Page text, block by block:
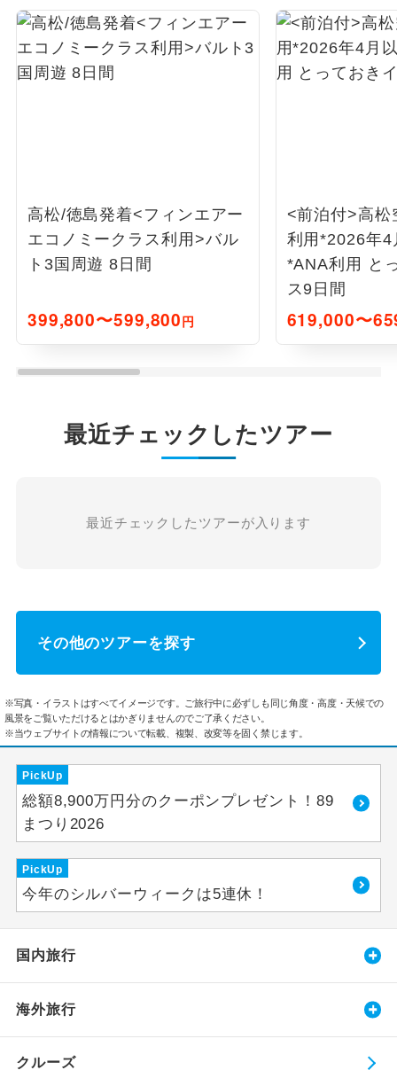
高松/徳島発着<フィンエアー
エコノミークラス利用>バル
ト3国周遊 8日間
399,800〜599,800円
<前泊付>高松
利用*2026年4
*ANA利用 と
ス9日間
619,000〜
最近チェックしたツアー
最近チェックしたツアーが入ります
その他のツアーを探す
※写真・イラストはすべてイメージです。ご旅行中に必ずしも同じ角度・高度・天候での
風景をご覧いただけるとはかぎりませんのでご了承ください。
※当ウェブサイトの情報について転載、複製、改変等を固く禁じます。
PickUp
総額8,900万円分のクーポンプレゼント！89
まつり2026
PickUp
今年のシルバーウィークは5連休！
国内旅行
海外旅行
クルーズ